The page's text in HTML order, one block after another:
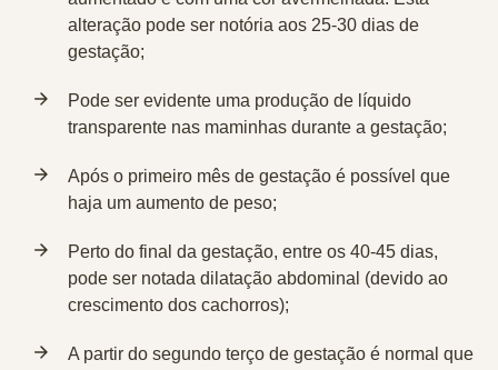
alteração pode ser notória aos 25-30 dias de
gestação;
Pode ser evidente uma produção de líquido
transparente nas maminhas durante a gestação;
Após o primeiro mês de gestação é possível que
haja um aumento de peso;
Perto do final da gestação, entre os 40-45 dias,
pode ser notada dilatação abdominal (devido ao
crescimento dos cachorros);
A partir do segundo terço de gestação é normal que